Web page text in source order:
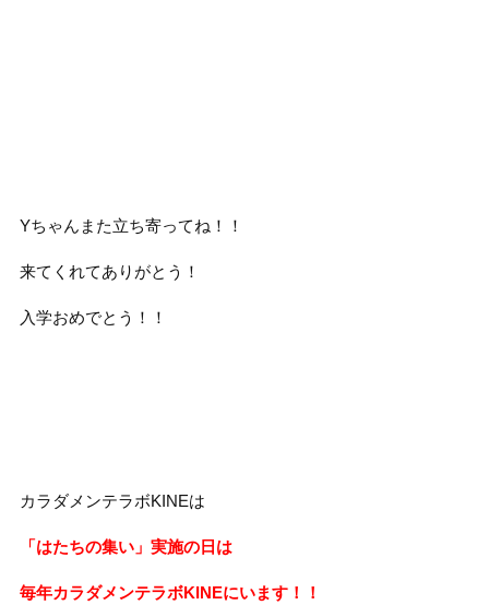
Yちゃんまた立ち寄ってね！！
来てくれてありがとう！
入学おめでとう！！
カラダメンテラボKINEは
「はたちの集い」実施の日は
毎年カラダメンテラボKINEにいます！！